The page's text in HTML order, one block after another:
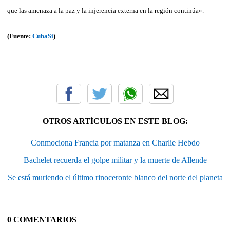
que las amenaza a la paz y la injerencia externa en la región continúa».
(Fuente: CubaSi)
OTROS ARTÍCULOS EN ESTE BLOG:
Conmociona Francia por matanza en Charlie Hebdo
Bachelet recuerda el golpe militar y la muerte de Allende
Se está muriendo el último rinoceronte blanco del norte del planeta
0 COMENTARIOS